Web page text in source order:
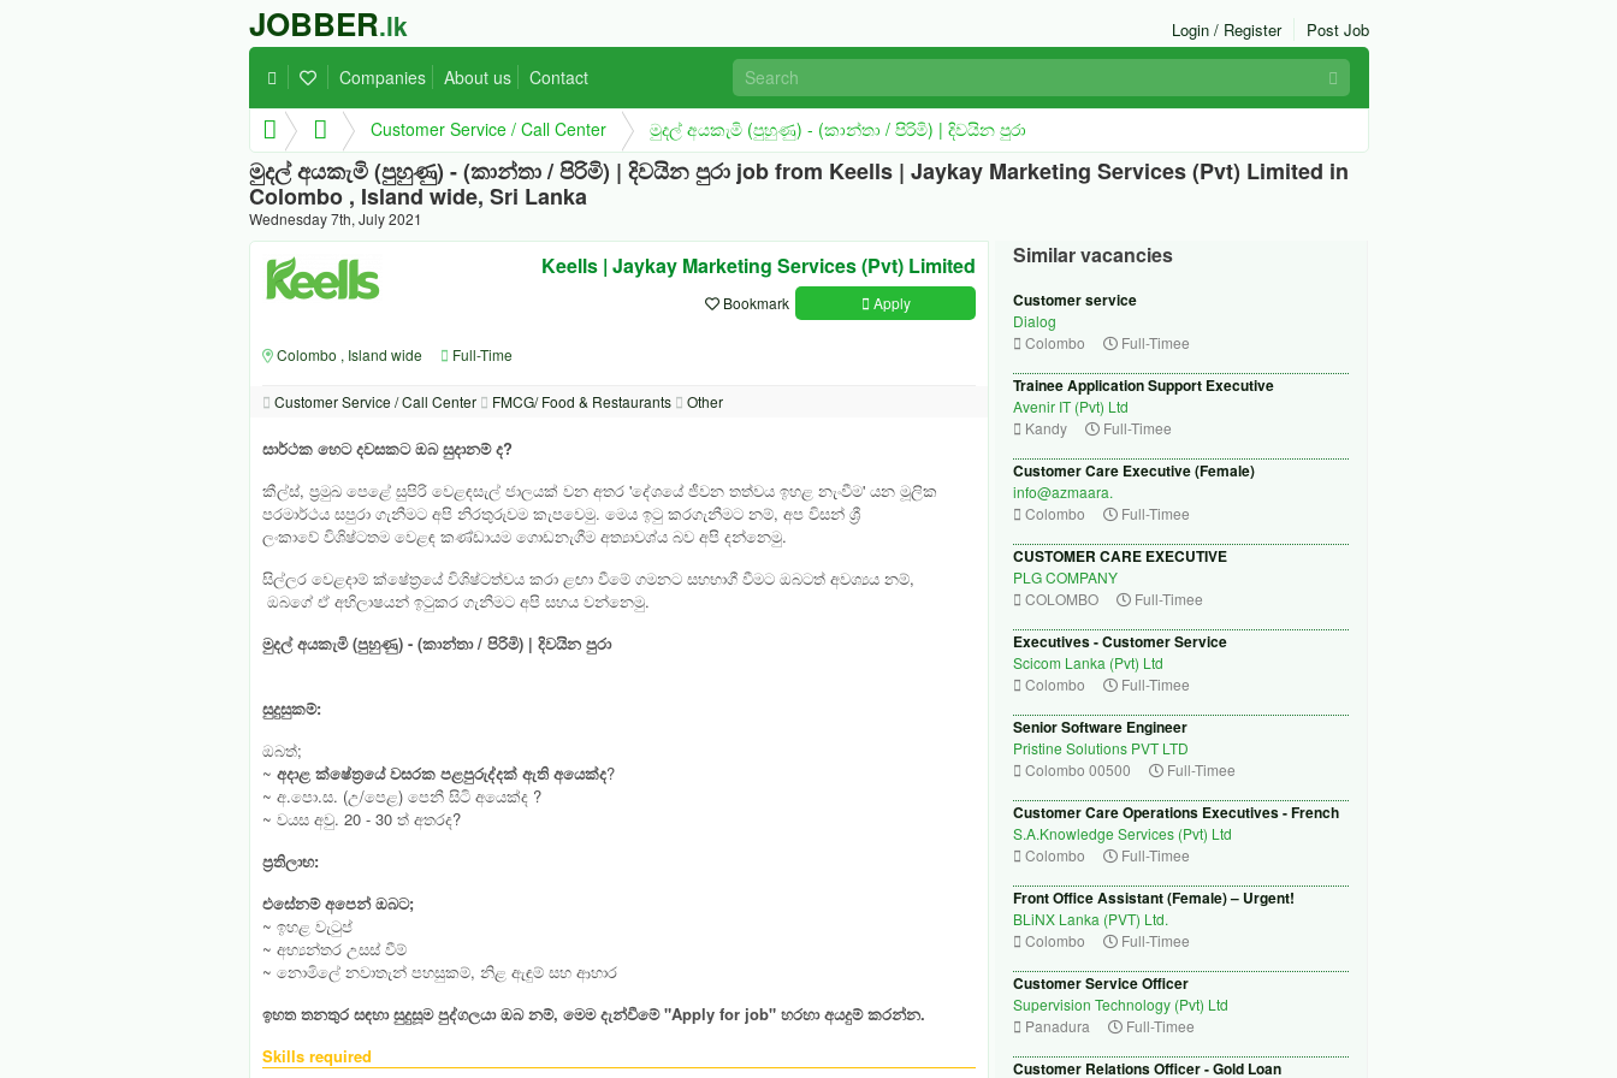
JOBBER.lk Post Job
Login / Register
Companies About us Contact
Customer Service / Call Center මුදල් අයකැමි (පුහුණු) - (කාන්තා / පිරිමි) | දිවයින පුරා
මුදල් අයකැමි (පුහුණු) - (කාන්තා / පිරිමි) | දිවයින පුරා job from Keells | Jaykay Marketing Services (Pvt) Limited in
Colombo , Island wide, Sri Lanka
Wednesday 7th, July 2021
Keells | Jaykay Marketing Services (Pvt) Limited
Apply
Bookmark
Colombo , Island wide Full-Time
Customer Service / Call Center FMCG/ Food & Restaurants Other
සාර්ථක හෙට දවසකට ඔබ සුදානම් ද?
කීල්ස්, ප්‍රමුඛ පෙළේ සුපිරි වෙළඳසැල් ජාලයක් වන අතර 'දේශයේ ජීවන තත්වය ඉහළ නැංවීම' යන මූලික
පරමාර්ථය සපුරා ගැනීමට අපි නිරතුරුවම කැපවෙමු. මෙය ඉටු කරගැනීමට නම්, අප විසන් ශ්‍රී
ලංකාවේ විශිෂ්ටතම වෙළඳ කණ්ඩායම ගොඩනැගීම අත්‍යාවශ්‍ය බව අපි දන්නෙමු.
සිල්ලර වෙළදාම් ක්ෂේත්‍රයේ විශිෂ්ටත්වය කරා ළඟා වීමේ ගමනට සහභාගී වීමට ඔබටත් අවශ්‍යය නම්,
ඔබගේ ඒ අභිලාෂයන් ඉටුකර ගැනීමටඅපි සහය වන්නෙමු.
මුදල් අයකැමි (පුහුණු) - (කාන්තා / පිරිමි) | දිවයින පුරා
සුදුසුකම්:
ඔබත්;
~ අදාළ ක්ෂේත්‍රයේ වසරක පළපුරුද්දක් ඇති අයෙක්ද?
~ අ.පො.ස. (උ/පෙළ) පෙනී සිටි අයෙක්ද ?
~ වයස අවු. 20 - 30 ත් අතරද?
ප්‍රතිලාභ:
එසේනම් අපෙන් ඔබට;
~ ඉහළ වැටුප්
~ අභ්‍යන්තර උසස් වීම්
~ නොමිලේ නවාතැන් පහසුකම්, නිළ ඇඳුම් සහ ආහාර
ඉහත තනතුර සඳහා සුදුසූම පුද්ගලයා ඔබ නම්, මෙම දැන්වීමේ "Apply for job" හරහා අයදුම් කරන්න.
Skills required
Similar vacancies
Customer service
Dialog
Colombo
Full-Timee
Trainee Application Support Executive
Avenir IT (Pvt) Ltd
Kandy
Full-Timee
Customer Care Executive (Female)
info@azmaara.
Colombo
Full-Timee
CUSTOMER CARE EXECUTIVE
PLG COMPANY
COLOMBO
Full-Timee
Executives - Customer Service
Scicom Lanka (Pvt) Ltd
Colombo
Full-Timee
Senior Software Engineer
Pristine Solutions PVT LTD
Colombo 00500
Full-Timee
Customer Care Operations Executives - French
S.A.Knowledge Services (Pvt) Ltd
Colombo
Full-Timee
Front Office Assistant (Female) – Urgent!
BLiNX Lanka (PVT) Ltd.
Colombo
Full-Timee
Customer Service Officer
Supervision Technology (Pvt) Ltd
Panadura
Full-Timee
Customer Relations Officer - Gold Loan